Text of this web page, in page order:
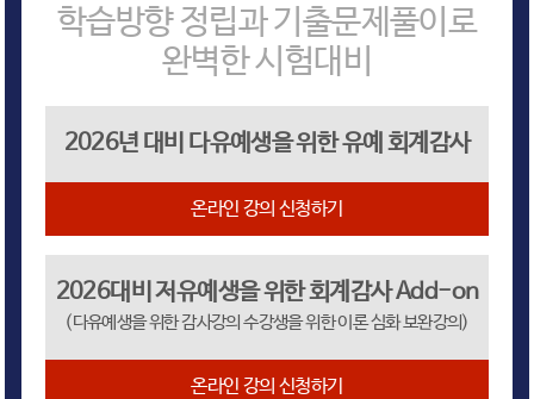
학습방향 정립과 기출문제풀이로
완벽한 시험대비
2026년 대비 다유예생을 위한 유예 회계감사
온라인 강의 신청하기
2026대비 저유예생을 위한 회계감사 Add-on
(다유예생을 위한 감사강의 수강생을 위한 이론 심화 보완강의)
온라인 강의 신청하기